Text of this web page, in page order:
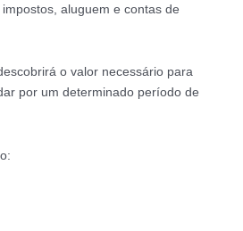
aluguem e contas de
o valor necessário para
por um determinado período de